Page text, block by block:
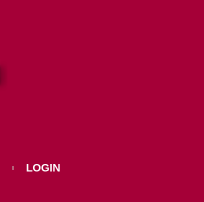
LOGIN